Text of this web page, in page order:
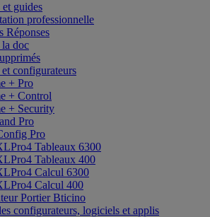
guides
professionnelle
Réponses
doc
configurateurs
+ Pro
+ Control
+ Security
Pro
Pro
Tableaux 6300
Tableaux 400
Calcul 6300
Calcul 400
Portier Bticino
configurateurs, logiciels et applis